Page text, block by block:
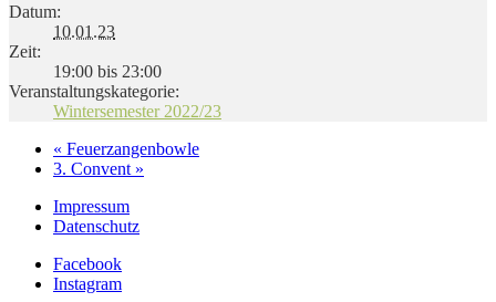
Datum:
10.01.23
Zeit:
19:00 bis 23:00
Veranstaltungskategorie:
Wintersemester 2022/23
« Feuerzangenbowle
3. Convent »
Impressum
Datenschutz
Facebook
Instagram